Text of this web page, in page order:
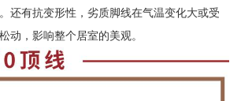
还有抗变形性，劣质脚线在气温变化大或受
动，影响整个居室的美观。